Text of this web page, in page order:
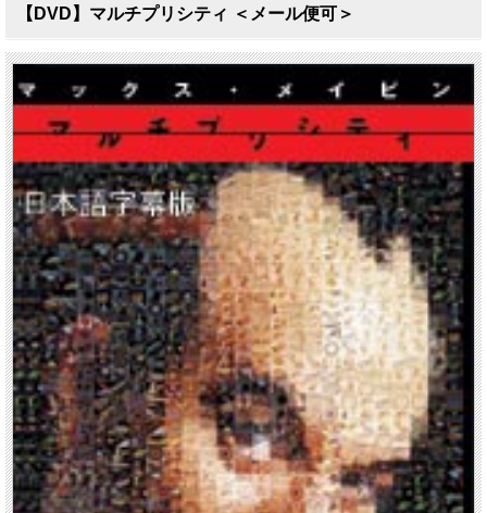
【DVD】マルチプリシティ ＜メール便可＞